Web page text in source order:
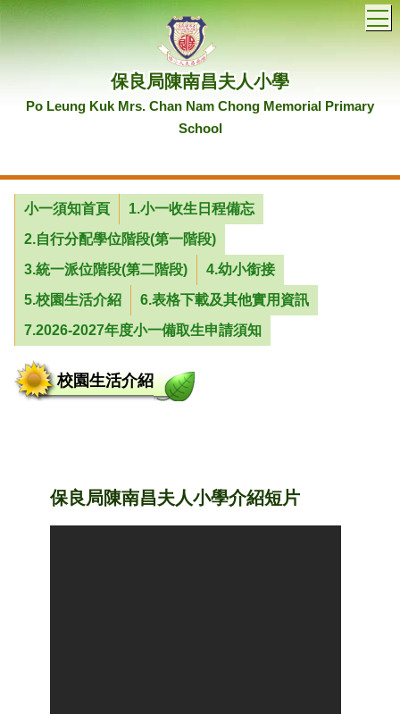
保良局陳南昌夫人小學
Po Leung Kuk Mrs. Chan Nam Chong Memorial Primary
School
小一須知首頁
1.小一收生日程備忘
2.自行分配學位階段(第一階段)
3.統一派位階段(第二階段)
4.幼小銜接
5.校園生活介紹
6.表格下載及其他實用資訊
7.2026-2027年度小一備取生申請須知
校園生活介紹
保良局陳南昌夫人小學介紹短片